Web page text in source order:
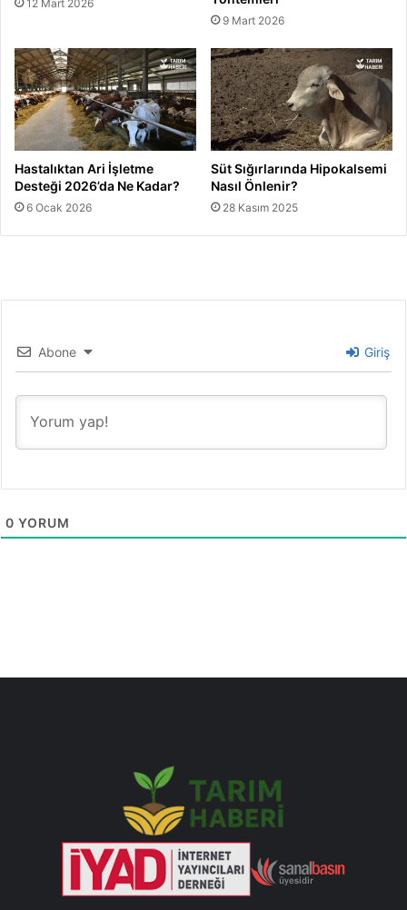
12 Mart 2026
9 Mart 2026
Hastalıktan Ari İşletme
Desteği 2026’da Ne Kadar?
6 Ocak 2026
Süt Sığırlarında Hipokalsemi
Nasıl Önlenir?
28 Kasım 2025
Abone Giriş
0 YORUM